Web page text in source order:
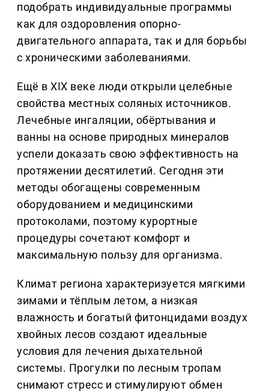
подобрать индивидуальные программы
как для оздоровления опорно-
двигательного аппарата, так и для борьбы
с хроническими заболеваниями.
Ещё в XIX веке люди открыли целебные
свойства местных соляных источников.
Лечебные ингаляции, обёртывания и
ванны на основе природных минералов
успели доказать свою эффективность на
протяжении десятилетий. Сегодня эти
методы обогащены современным
оборудованием и медицинскими
протоколами, поэтому курортные
процедуры сочетают комфорт и
максимальную пользу для организма.
Климат региона характеризуется мягкими
зимами и тёплым летом, а низкая
влажность и богатый фитонцидами воздух
хвойных лесов создают идеальные
условия для лечения дыхательной
системы. Прогулки по лесным тропам
снимают стресс и стимулируют обмен